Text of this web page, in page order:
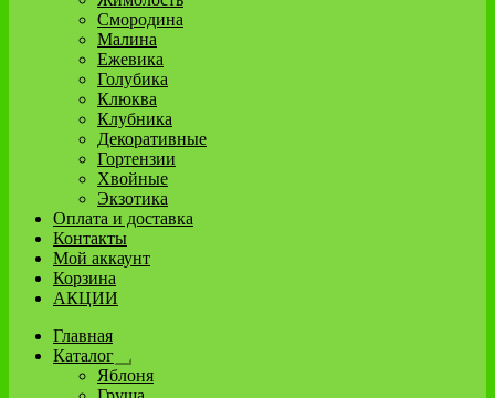
Смородина
Малина
Ежевика
Голубика
Клюква
Клубника
Декоративные
Гортензии
Хвойные
Экзотика
Оплата и доставка
Контакты
Мой аккаунт
Корзина
АКЦИИ
Главная
Каталог
Развернутое
вложенное
Яблоня